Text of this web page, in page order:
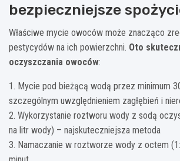
bezpieczniejsze
Właściwe mycie owoców może znacząco
pestycydów na ich powierzchni. Oto
oczyszczania owoców:
1. Mycie pod bieżącą wodą przez minimum
szczególnym uwzględnieniem zagłębień i
2. Wykorzystanie roztworu wody z sodą
na litr wody) – najskuteczniejsza metoda
3. Namaczanie w roztworze wody z octem